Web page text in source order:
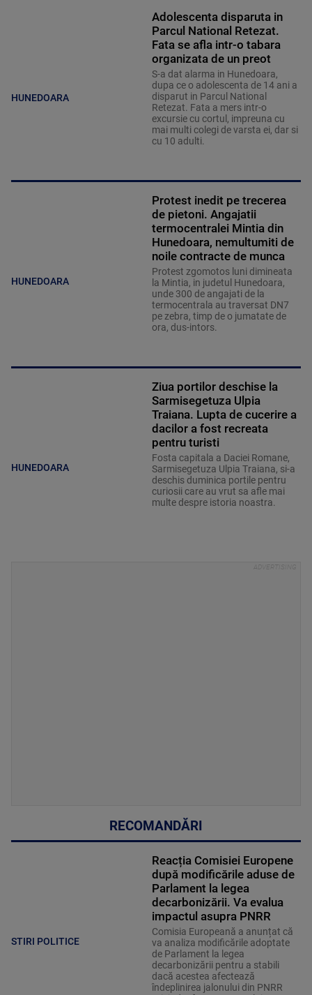
HUNEDOARA
Adolescenta disparuta in
Parcul National Retezat.
Fata se afla intr-o tabara
organizata de un preot
S-a dat alarma in Hunedoara,
dupa ce o adolescenta de 14 ani a
disparut in Parcul National
Retezat. Fata a mers intr-o
excursie cu cortul, impreuna cu
mai multi colegi de varsta ei, dar si
cu 10 adulti.
HUNEDOARA
Protest inedit pe trecerea
de pietoni. Angajatii
termocentralei Mintia din
Hunedoara, nemultumiti de
noile contracte de munca
Protest zgomotos luni dimineata
la Mintia, in judetul Hunedoara,
unde 300 de angajati de la
termocentrala au traversat DN7
pe zebra, timp de o jumatate de
ora, dus-intors.
HUNEDOARA
Ziua portilor deschise la
Sarmisegetuza Ulpia
Traiana. Lupta de cucerire a
dacilor a fost recreata
pentru turisti
Fosta capitala a Daciei Romane,
Sarmisegetuza Ulpia Traiana, si-a
deschis duminica portile pentru
curiosii care au vrut sa afle mai
multe despre istoria noastra.
RECOMANDĂRI
STIRI POLITICE
Reacția Comisiei Europene
după modificările aduse de
Parlament la legea
decarbonizării. Va evalua
impactul asupra PNRR
Comisia Europeană a anunțat că
va analiza modificările adoptate
de Parlament la legea
decarbonizării pentru a stabili
dacă acestea afectează
îndeplinirea jalonului din PNRR